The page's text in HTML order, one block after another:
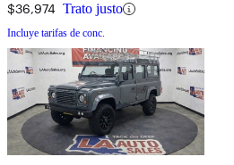
$36,974 Trato justo
Incluye tarifas de conc.